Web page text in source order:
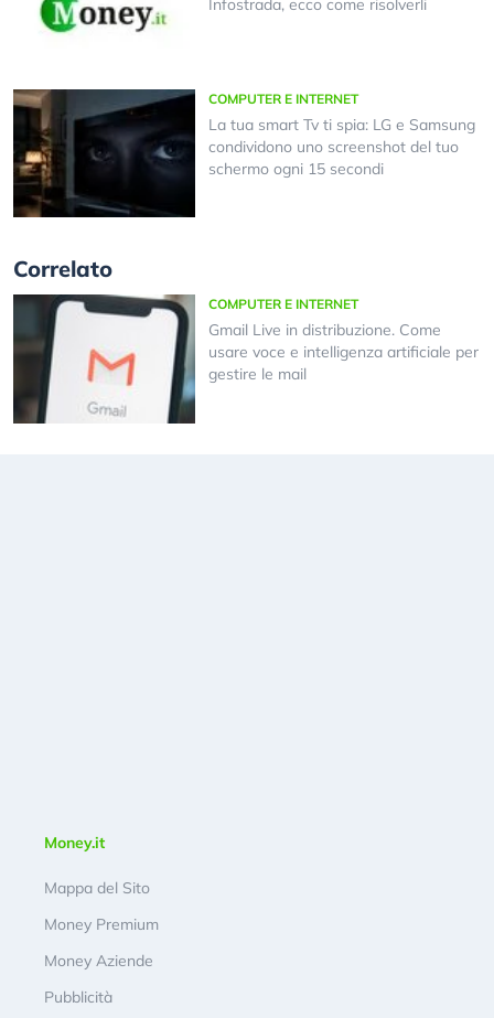
Infostrada, ecco come risolverli
COMPUTER E INTERNET
La tua smart Tv ti spia: LG e Samsung
condividono uno screenshot del tuo
schermo ogni 15 secondi
Correlato
COMPUTER E INTERNET
Gmail Live in distribuzione. Come
usare voce e intelligenza artificiale per
gestire le mail
Money.it
Mappa del Sito
Money Premium
Money Aziende
Pubblicità